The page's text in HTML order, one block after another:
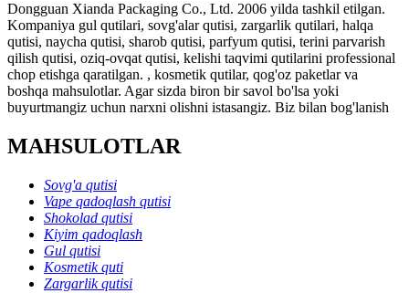
Dongguan Xianda Packaging Co., Ltd. 2006 yilda tashkil etilgan.
Kompaniya gul qutilari, sovg'alar qutisi, zargarlik qutilari, halqa
qutisi, naycha qutisi, sharob qutisi, parfyum qutisi, terini parvarish
qilish qutisi, oziq-ovqat qutisi, kelishi taqvimi qutilarini professional
chop etishga qaratilgan. , kosmetik qutilar, qog'oz paketlar va
boshqa mahsulotlar. Agar sizda biron bir savol bo'lsa yoki
buyurtmangiz uchun narxni olishni istasangiz. Biz bilan bog'lanish
MAHSULOTLAR
Sovg'a qutisi
Vape qadoqlash qutisi
Shokolad qutisi
Kiyim qadoqlash
Gul qutisi
Kosmetik quti
Zargarlik qutisi